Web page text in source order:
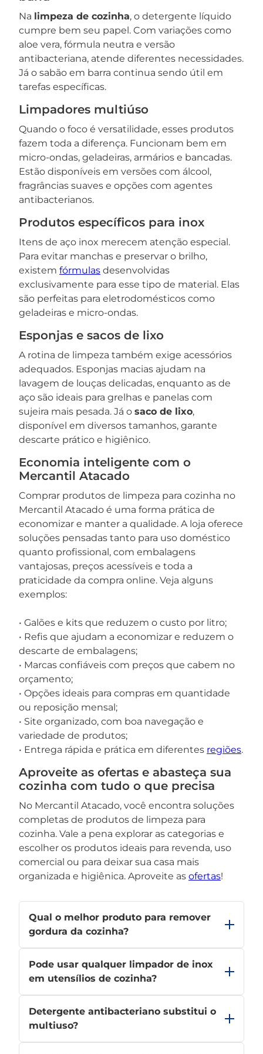
Na limpeza de cozinha, o detergente líquido
cumpre bem seu papel. Com variações como
aloe vera, fórmula neutra e versão
antibacteriana, atende diferentes necessidades.
Já o sabão em barra continua sendo útil em
tarefas específicas.
Limpadores multiúso
Quando o foco é versatilidade, esses produtos
fazem toda a diferença. Funcionam bem em
micro-ondas, geladeiras, armários e bancadas.
Estão disponíveis em versões com álcool,
fragrâncias suaves e opções com agentes
antibacterianos.
Produtos específicos para inox
Itens de aço inox merecem atenção especial.
Para evitar manchas e preservar o brilho,
existem fórmulas desenvolvidas
exclusivamente para esse tipo de material. Elas
são perfeitas para eletrodomésticos como
geladeiras e micro-ondas.
Esponjas e sacos de lixo
A rotina de limpeza também exige acessórios
adequados. Esponjas macias ajudam na
lavagem de louças delicadas, enquanto as de
aço são ideais para grelhas e panelas com
sujeira mais pesada. Já o saco de lixo,
disponível em diversos tamanhos, garante
descarte prático e higiênico.
Economia inteligente com o
Mercantil Atacado
Comprar produtos de limpeza para cozinha no
Mercantil Atacado é uma forma prática de
economizar e manter a qualidade. A loja oferece
soluções pensadas tanto para uso doméstico
quanto profissional, com embalagens
vantajosas, preços acessíveis e toda a
praticidade da compra online. Veja alguns
exemplos:
• Galões e kits que reduzem o custo por litro;
• Refis que ajudam a economizar e reduzem o
descarte de embalagens;
• Marcas confiáveis com preços que cabem no
orçamento;
• Opções ideais para compras em quantidade
ou reposição mensal;
• Site organizado, com boa navegação e
variedade de produtos;
• Entrega rápida e prática em diferentes regiões.
Aproveite as ofertas e abasteça sua
cozinha com tudo o que precisa
No Mercantil Atacado, você encontra soluções
completas de produtos de limpeza para
cozinha. Vale a pena explorar as categorias e
escolher os produtos ideais para revenda, uso
comercial ou para deixar sua casa mais
organizada e higiênica. Aproveite as ofertas!
Qual o melhor produto para remover
gordura da cozinha?
eficazes. Eles dissolvem a gordura com facilidade,
principalmente em superfícies como fogões e
Pode usar qualquer limpador de inox
em utensílios de cozinha?
para inox, que limpam sem deixar manchas ou
arranhar a superfície.
Detergente antibacteriano substitui o
multiuso?